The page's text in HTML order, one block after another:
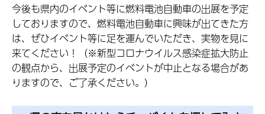
今後も県内のイベント等に燃料電池自動車の出展を予定
しておりますので、燃料電池自動車に興味が出てきた方
は、ぜひイベント等に足を運んでいただき、実物を見に
来てください！（※新型コロナウイルス感染症拡大防止
の観点から、出展予定のイベントが中止となる場合があ
りますので、ご了承ください。）